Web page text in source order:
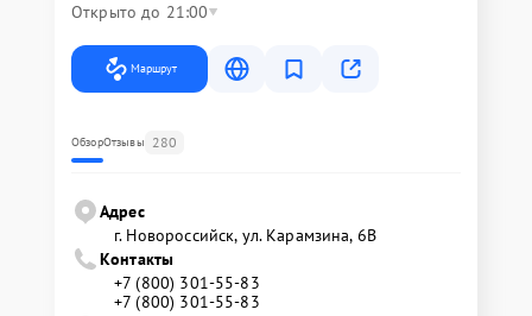
Открыто до 21:00
Маршрут
ОбзорОтзывы 280
Адрес
г. Новороссийск, ул. Карамзина, 6В
Контакты
+7 (800) 301-55-83
+7 (800) 301-55-83